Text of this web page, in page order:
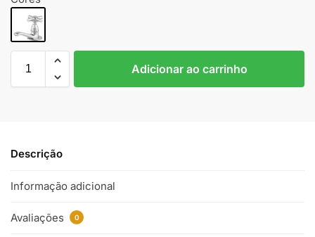
Adicionar ao carrinho
Descrição
Informação adicional
Avaliações 0